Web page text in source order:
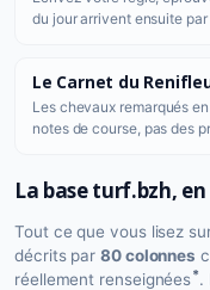
du jour arrivent ensuite
Le Carnet du
Les chevaux remarqués
notes de course, pas des
La base turf.bzh,
Tout ce que vous lisez
décrits par80 colonnes
réellement renseignées*.